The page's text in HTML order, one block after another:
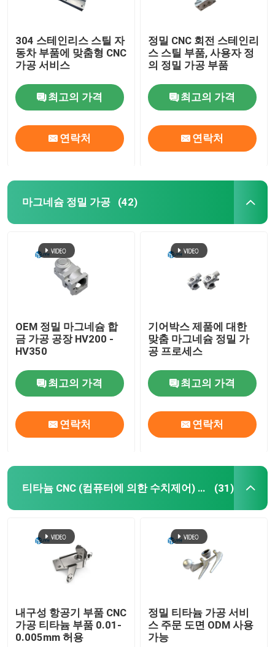
304 스테인리스 스틸 자
동차 부품에 맞춤형 CNC
가공 서비스
최고의 가격
연락처
정밀 CNC 회전 스테인리
스 스틸 부품, 사용자 정
의 정밀 가공 부품
최고의 가격
연락처
마그네슘 정밀 가공 (42)
OEM 정밀 마그네슘 합
금 가공 공장 HV200 -
HV350
최고의 가격
연락처
기어박스 제품에 대한
맞춤 마그네슘 정밀 가
공 프로세스
최고의 가격
연락처
티타늄 CNC (컴퓨터에 의한 수치제어) 기계가공 (31)
내구성 항공기 부품 CNC
가공 티타늄 부품 0.01-
0.005mm 허용
정밀 티타늄 가공 서비
스 주문 도면 ODM 사용
가능